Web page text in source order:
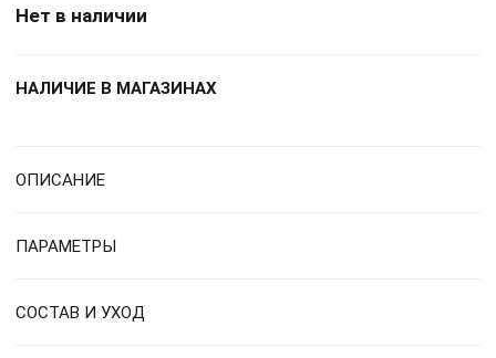
Нет в наличии
НАЛИЧИЕ В МАГАЗИНАХ
ОПИСАНИЕ
ПАРАМЕТРЫ
СОСТАВ И УХОД